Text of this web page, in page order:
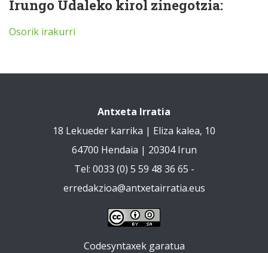
Irungo Udaleko kirol zinegotzia:
Osorik irakurri
Antxeta Irratia
18 Lekueder karrika | Eliza kalea, 10
64700 Hendaia | 20304 Irun
Tel: 0033 (0) 5 59 48 36 65 -
erredakzioa@antxetairratia.eus
Codesyntaxek garatua